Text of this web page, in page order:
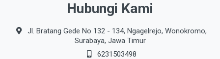
Hubungi Kami
Jl. Bratang Gede No 132 - 134, Ngagelrejo, Wonokromo,
Surabaya, Jawa Timur
6231503498